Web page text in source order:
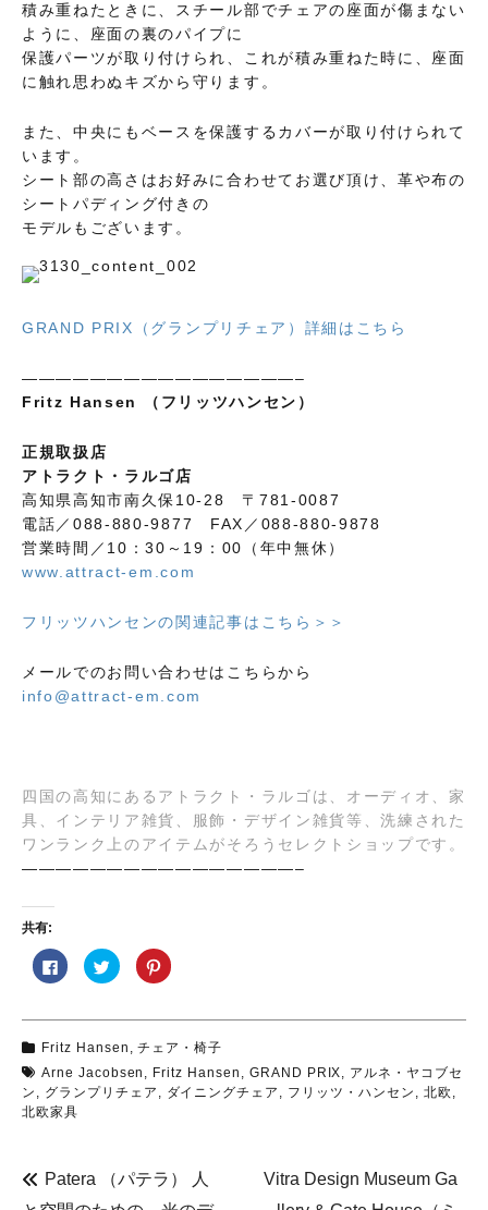
積み重ねたときに、スチール部でチェアの座面が傷まない
ように、座面の裏のパイプに
保護パーツが取り付けられ、これが積み重ねた時に、座面
に触れ思わぬキズから守ります。
また、中央にもベースを保護するカバーが取り付けられて
います。
シート部の高さはお好みに合わせてお選び頂け、革や布の
シートパディング付きの
モデルもございます。
GRAND PRIX（グランプリチェア）詳細はこちら
————————————————–
Fritz Hansen （フリッツハンセン）
正規取扱店
アトラクト・ラルゴ店
高知県高知市南久保10-28 〒781-0087
電話／088-880-9877 FAX／088-880-9878
営業時間／10：30～19：00（年中無休）
www.attract-em.com
フリッツハンセンの関連記事はこちら＞＞
メールでのお問い合わせはこちらから
info@attract-em.com
四国の高知にあるアトラクト・ラルゴは、オーディオ、家
具、インテリア雑貨、服飾・デザイン雑貨等、洗練された
ワンランク上のアイテムがそろうセレクトショップです。
————————————————–
共有:
F
a
b
o
k
で
共
有
す
る
リ
ッ
ク
ク
リ
し
T
w
i
t
t
(
新
ク
リ
し
P
i
n
t
e
共
有
Fritz Hansen ,チェア・椅子
Arne Jacobsen , Fritz Hansen , GRAND PRIX, アルネ・ヤコブセ
ン , グランプリチェア , ダイニングチェア , フリッツ・ハンセン , 北欧 ,
北欧家具
Patera （パテラ） 人
Vitra Design Museum Ga